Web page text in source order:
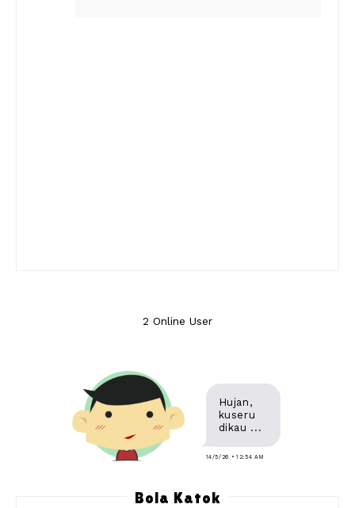
2 Online User
Hujan,
kuseru
dikau ...
14/5/26 • 12:54 AM
Bola Katok